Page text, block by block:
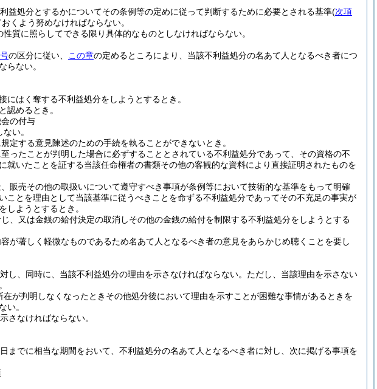
益処分とするかについてその条例等の定めに従って判断するために必要とされる基準(次項
くよう努めなければならない。
質に照らしてできる限り具体的なものとしなければならない。
の区分に従い、 この章の定めるところにより、当該不利益処分の名あて人となるべき者につ
らない。
はく奪する不利益処分をしようとするとき。
認めるとき。
の付与
い。
規定する意見陳述のための手続を執ることができないとき。
ったことが判明した場合に必ずすることとされている不利益処分であって、その資格の不
いたことを証する当該任命権者の書類その他の客観的な資料により直接証明されたものを
販売その他の取扱いについて遵守すべき事項が条例等において技術的な基準をもって明確
ことを理由として当該基準に従うべきことを命ずる不利益処分であってその不充足の事実が
しようとするとき。
、又は金銭の給付決定の取消しその他の金銭の給付を制限する不利益処分をしようとする
が著しく軽微なものであるため名あて人となるべき者の意見をあらかじめ聴くことを要し
、同時に、当該不利益処分の理由を示さなければならない。 ただし、当該理由を示さない
が判明しなくなったときその他処分後において理由を示すことが困難な事情があるときを
い。
さなければならない。
までに相当な期間をおいて、不利益処分の名あて人となるべき者に対し、次に掲げる事項を